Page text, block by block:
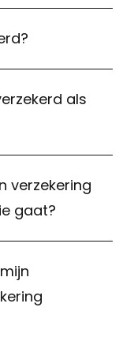
als
verzekering
gaat?